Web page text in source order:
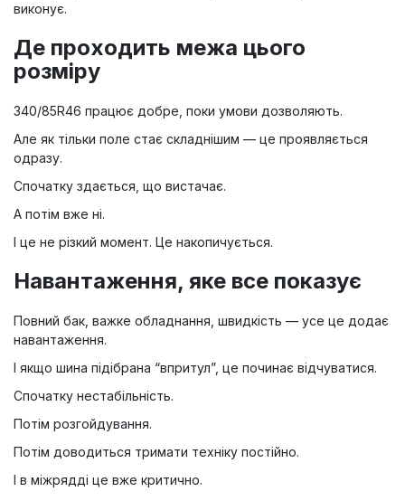
виконує.
Де проходить межа цього
розміру
340/85R46 працює добре, поки умови дозволяють.
Але як тільки поле стає складнішим — це проявляється
одразу.
Спочатку здається, що вистачає.
А потім вже ні.
І це не різкий момент. Це накопичується.
Навантаження, яке все показує
Повний бак, важке обладнання, швидкість — усе це додає
навантаження.
І якщо шина підібрана “впритул”, це починає відчуватися.
Спочатку нестабільність.
Потім розгойдування.
Потім доводиться тримати техніку постійно.
І в міжрядді це вже критично.